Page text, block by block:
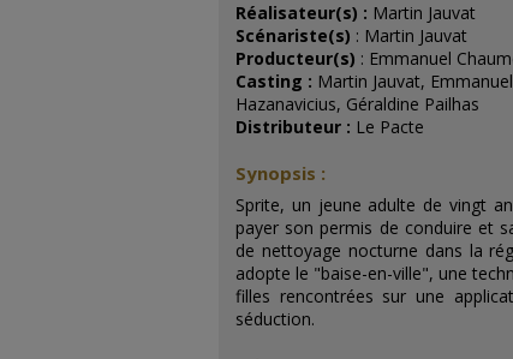
Réalisateur(s) : Martin Jauvat
Scénariste(s) : Martin Jauvat
Producteur(s) : Emmanuel
Casting : Martin Jauvat,
Hazanavicius, Géraldine Pailhas
Distributeur : Le Pacte
Synopsis :
Sprite, un jeune adulte de vingt
payer son permis de conduire et
de nettoyage nocturne dans la
adopte le "baise-en-ville", une
filles rencontrées sur une
séduction.